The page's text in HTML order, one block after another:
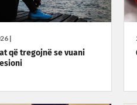
|
që tregojnë se vuani